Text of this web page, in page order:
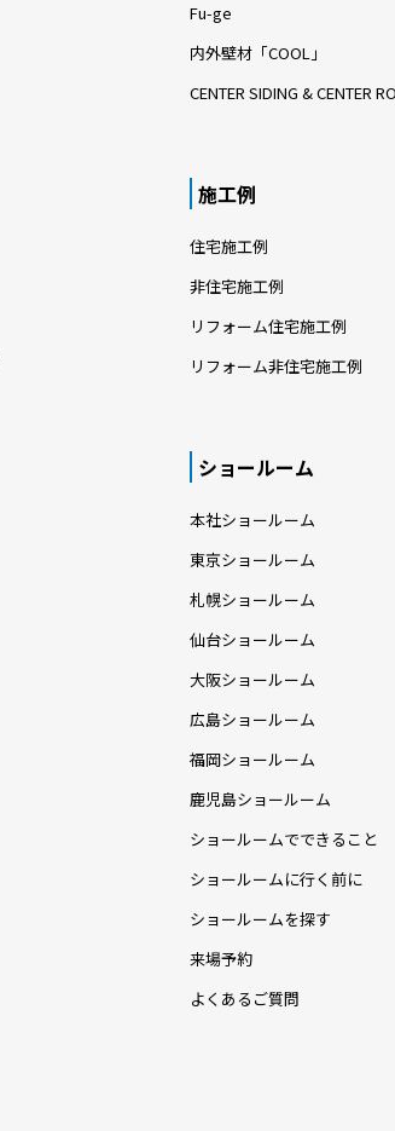
Fu-ge
内外壁材「COOL」
CENTER SIDING & CENTER
施工例
住宅施工例
非住宅施工例
リフォーム住宅施工例
リフォーム非住宅施工例
ショールーム
本社ショールーム
東京ショールーム
札幌ショールーム
仙台ショールーム
大阪ショールーム
広島ショールーム
福岡ショールーム
鹿児島ショールーム
ショールームでできること
ショールームに行く前に
ショールームを探す
来場予約
よくあるご質問